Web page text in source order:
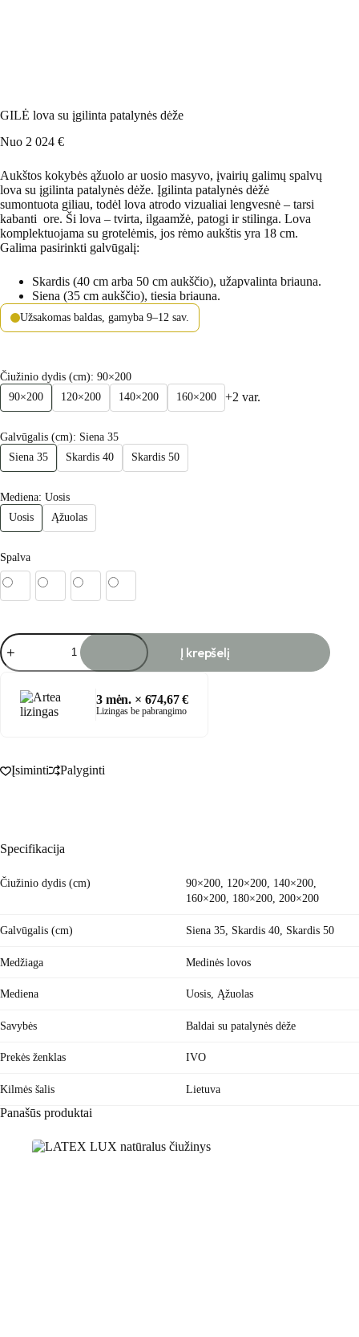
GILĖ lova su įgilinta patalynės dėže
Nuo 2 024 €
Aukštos kokybės ąžuolo ar uosio masyvo, įvairių galimų spalvų
lova su įgilinta patalynės dėže. Įgilinta patalynės dėžė
sumontuota giliau, todėl lova atrodo vizualiai lengvesnė – tarsi
kabanti ore. Ši lova – tvirta, ilgaamžė, patogi ir stilinga. Lova
komplektuojama su grotelėmis, jos rėmo aukštis yra 18 cm.
Galima pasirinkti galvūgalį:
Skardis (40 cm arba 50 cm aukščio), užapvalinta briauna.
Siena (35 cm aukščio), tiesia briauna.
Užsakomas baldas, gamyba 9–12 sav.
Čiužinio dydis (cm): 90×200
90×200
120×200 140×200 160×200 +2 var.
Galvūgalis (cm): Siena 35
Siena 35
Skardis 40 Skardis 50
Mediena: Uosis
Uosis
Ąžuolas
Spalva
produkto
kiekis:
GILĖ
įgilinta
Į krepšelį
3mėn. × 674,67€
Lizingas be pabrangimo
Įsiminti Palyginti
Specifikacija
Čiužinio dydis (cm)
90×200, 120×200, 140×200,
160×200, 180×200, 200×200
Galvūgalis (cm) Siena 35, Skardis 40, Skardis 50
Medžiaga Medinės lovos
Mediena Uosis, Ąžuolas
Savybės Baldai su patalynės dėže
Prekės ženklas IVO
Kilmės šalis Lietuva
Panašūs produktai